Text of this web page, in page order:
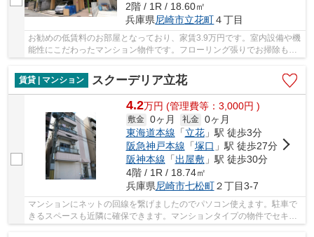
2階 / 1R / 18.60㎡
兵庫県尼崎市立花町４丁目
お勧めの低賃料のお部屋となっており、家賃3.9万円です。室内設備や機
能性にこだわったマンション物件です。フローリング張りでお掃除も快
賃貸 | マンション
スクーデリア立花
4.2万円 (管理費等：3,000円 )
敷金 0ヶ月 礼金 0ヶ月
東海道本線 「立花」駅 徒歩3分
阪急神戸本線 「塚口 」駅 徒歩27分
阪神本線 「出屋敷」駅 徒歩30分
4階 / 1R / 18.74㎡
兵庫県尼崎市七松町２丁目3-7
マンションにネットの回線を繋げましたのでパソコン使えます。駐車で
きるスペースも近隣に確保できます。マンションタイプの物件でセキュ